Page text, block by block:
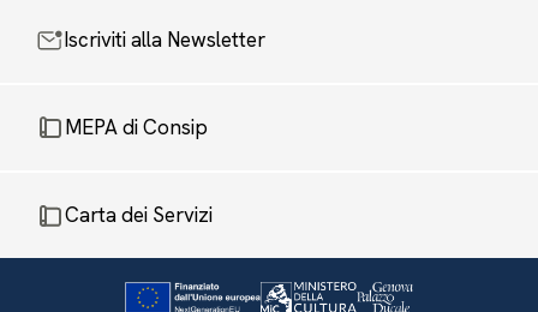
Iscriviti alla Newsletter
MEPA di Consip
Carta dei Servizi